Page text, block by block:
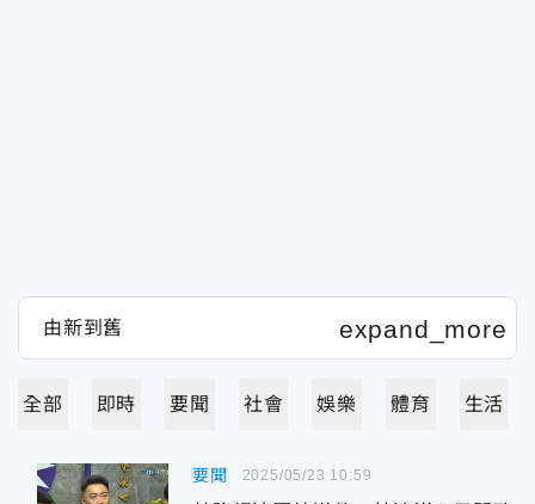
全部 即時 要聞 社會 娛樂 體育 生活
要聞 2025/05/23 10:59